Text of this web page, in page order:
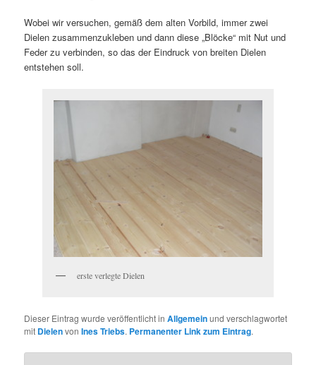
Wobei wir versuchen, gemäß dem alten Vorbild, immer zwei
Dielen zusammenzukleben und dann diese „Blöcke“ mit Nut und
Feder zu verbinden, so das der Eindruck von breiten Dielen
entstehen soll.
erste verlegte Dielen
Dieser Eintrag wurde veröffentlicht inAllgemeinund verschlagwortet
mit DielenvonInes Triebs. Permanenter Link zum Eintrag.